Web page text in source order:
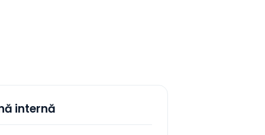
internă